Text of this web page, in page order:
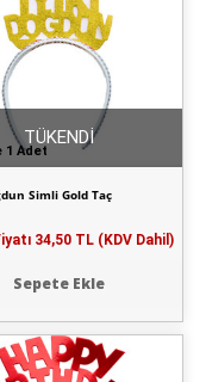
1 Adet
Simli Gold Taç
34,50 TL (KDV Dahil)
Sepete Ekle
TÜKENDİ